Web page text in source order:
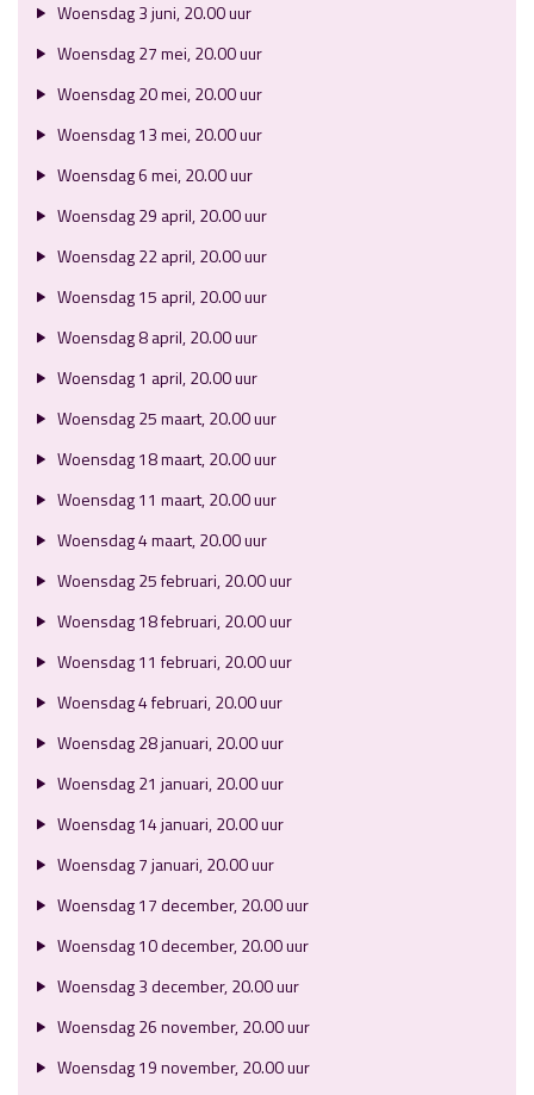
Woensdag 3 juni, 20.00 uur
Woensdag 27 mei, 20.00 uur
Woensdag 20 mei, 20.00 uur
Woensdag 13 mei, 20.00 uur
Woensdag 6 mei, 20.00 uur
Woensdag 29 april, 20.00 uur
Woensdag 22 april, 20.00 uur
Woensdag 15 april, 20.00 uur
Woensdag 8 april, 20.00 uur
Woensdag 1 april, 20.00 uur
Woensdag 25 maart, 20.00 uur
Woensdag 18 maart, 20.00 uur
Woensdag 11 maart, 20.00 uur
Woensdag 4 maart, 20.00 uur
Woensdag 25 februari, 20.00 uur
Woensdag 18 februari, 20.00 uur
Woensdag 11 februari, 20.00 uur
Woensdag 4 februari, 20.00 uur
Woensdag 28 januari, 20.00 uur
Woensdag 21 januari, 20.00 uur
Woensdag 14 januari, 20.00 uur
Woensdag 7 januari, 20.00 uur
Woensdag 17 december, 20.00 uur
Woensdag 10 december, 20.00 uur
Woensdag 3 december, 20.00 uur
Woensdag 26 november, 20.00 uur
Woensdag 19 november, 20.00 uur